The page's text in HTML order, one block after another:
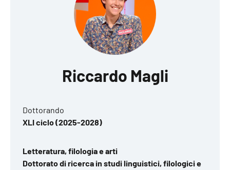
Riccardo Magli
Dottorando
XLI ciclo (2025-2028)
Letteratura, filologia e arti
Dottorato di ricerca in studi linguistici, filologici e